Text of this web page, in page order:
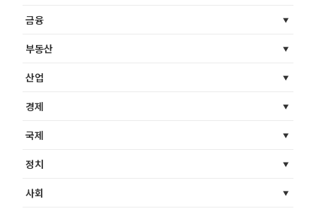
금융
부동산
산업
경제
국제
정치
사회